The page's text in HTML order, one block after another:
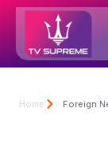
Home Foreign